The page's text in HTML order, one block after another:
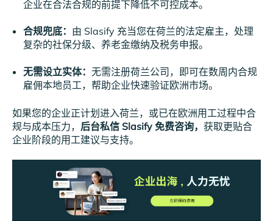
企业在合法合规的前提下降低不可控成本。
合规兜底： 由 Slasify 充当您在荷兰的法定雇主，处理
复杂的社保分级、养老金缴纳及税务申报。
无需设立实体： 无需注册荷兰公司，即可在数周内合规
雇佣本地员工，帮助企业快速验证欧洲市场。
如果您的企业正计划进入荷兰，或已在欧洲用工过程中合
规与成本压力， 后台私信 Slasify 免费咨询， 获取更贴合
企业阶段的用工建议与支持。